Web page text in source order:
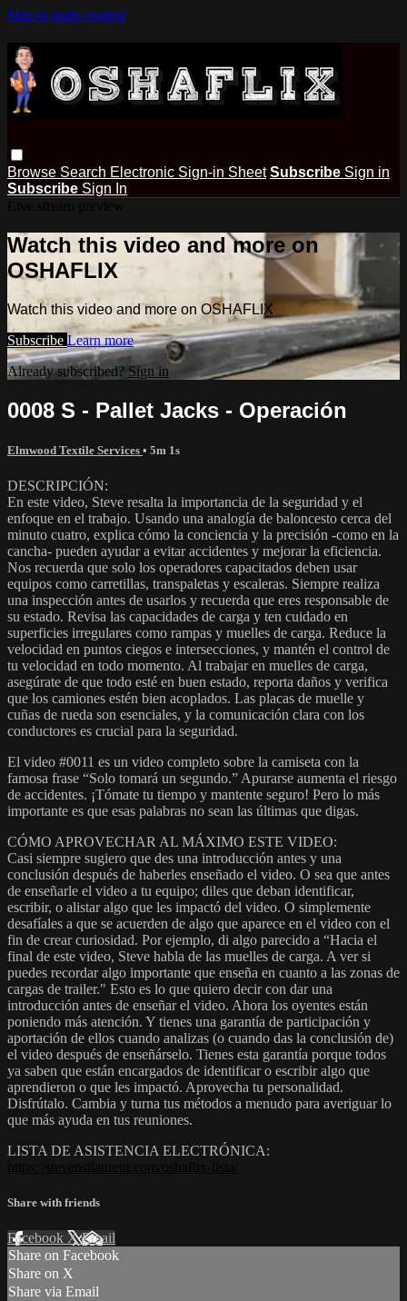
Skip to main content
Browse Search Electronic Sign-in Sheet Subscribe Sign in
Subscribe Sign In
Watch this video and more on
OSHAFLIX
Watch this video and more on OSHAFLIX
Subscribe Learn more
Already subscribed? Sign in
0008 S - Pallet Jacks - Operación
Elmwood Textile Services • 5m 1s
DESCRIPCIÓN:
En este video, Steve resalta la importancia de la seguridad y el
enfoque en el trabajo. Usando una analogía de baloncesto cerca del
minuto cuatro, explica cómo la conciencia y la precisión -como en la
cancha- pueden ayudar a evitar accidentes y mejorar la eficiencia.
Nos recuerda que solo los operadores capacitados deben usar
equipos como carretillas, transpaletas y escaleras. Siempre realiza
una inspección antes de usarlos y recuerda que eres responsable de
su estado. Revisa las capacidades de carga y ten cuidado en
superficies irregulares como rampas y muelles de carga. Reduce la
velocidad en puntos ciegos e intersecciones, y mantén el control de
tu velocidad en todo momento. Al trabajar en muelles de carga,
asegúrate de que todo esté en buen estado, reporta daños y verifica
que los camiones estén bien acoplados. Las placas de muelle y
cuñas de rueda son esenciales, y la comunicación clara con los
conductores es crucial para la seguridad.
El video #0011 es un video completo sobre la camiseta con la
famosa frase “Solo tomará un segundo.” Apurarse aumenta el riesgo
de accidentes. ¡Tómate tu tiempo y mantente seguro! Pero lo más
importante es que esas palabras no sean las últimas que digas.
CÓMO APROVECHAR AL MÁXIMO ESTE VIDEO:
Casi siempre sugiero que des una introducción antes y una
conclusión después de haberles enseñado el video. O sea que antes
de enseñarle el video a tu equipo; diles que deban identificar,
escribir, o alistar algo que les impactó del video. O simplemente
desafíales a que se acuerden de algo que aparece en el video con el
fin de crear curiosidad. Por ejemplo, di algo parecido a “Hacia el
final de este video, Steve habla de las muelles de carga. A ver si
puedes recordar algo importante que enseña en cuanto a las zonas de
cargas de trailer." Esto es lo que quiero decir con dar una
introducción antes de enseñar el video. Ahora los oyentes están
poniendo más atención. Y tienes una garantía de participación y
aportación de ellos cuando analizas (o cuando das la conclusión de)
el video después de enseñárselo. Tienes esta garantía porque todos
ya saben que están encargados de identificar o escribir algo que
aprendieron o que les impactó. Aprovecha tu personalidad.
Disfrútalo. Cambia y turna tus métodos a menudo para averiguar lo
que más ayuda en tus reuniones.
LISTA DE ASISTENCIA ELECTRÓNICA:
Share with friends
Facebook XEmail
Share on Facebook
Share on X
Share via Email